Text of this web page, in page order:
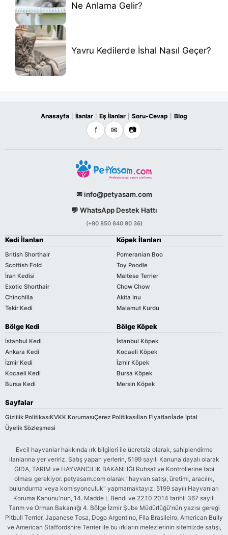
Ne Anlama Gelir?
Yavru Kedilerde İshal Nasıl Geçer?
Anasayfa İlanlar Eş İlanlar Soru-Cevap Blog
f ✉ 📷
✉ info@petyasam.com
💬 WhatsApp Destek Hattı
(+90 850 840 90 36)
Kedi İlanları
British Shorthair
Scottish Fold
İran Kedisi
Exotic Shorthair
Chinchilla
Tekir Kedi
Köpek İlanları
Pomeranian Boo
Toy Poodle
Maltese Terrier
Chow Chow
Akita Inu
Malamut Kurdu
Bölge Kedi
İstanbul Kedi
Ankara Kedi
İzmir Kedi
Kocaeli Kedi
Bursa Kedi
Bölge Köpek
İstanbul Köpek
Kocaeli Köpek
İzmir Köpek
Bursa Köpek
Mersin Köpek
Sayfalar
Gizlilik PolitikasıKVKK KorumasıÇerez Politikasıİlan Fiyatlarıİade İptal
Üyelik Sözleşmesi
Evcil hayvanlar hakkında ırk bilgileri ile ücretsiz olarak, sahiplendirme
ilanlarına yer veririz. Satış yapan yerlerin, 5199 sayılı Kanuna dayalı olarak
GIDA, TARIM ve HAYVANCILIK BAKANLIĞI Ruhsat ve Kontrollerine tabi
olması gerekiyor. petyasam.com olarak "hayvan satışı, üretimi, aracılık,
bulundurma veya komisyonculuk" yapmamaktayız. 5199 sayılı Hayvanları
Koruma Kanunu'nun, 14. Madde L Bendi ve 22.10.2014 tarihli 367 sayılı
Tarım ve Orman Bakanlığı 4. Bölge İzmir Şube Müdürlüğü'nün yazısı gereği
Pitbull Terrier, Japanese Tosa, Dogo Argentino, Fila Brasileiro, American Bully
ve American Staffordshire Terrier ile bu ırkların melezlerinin sitemizde satışı,